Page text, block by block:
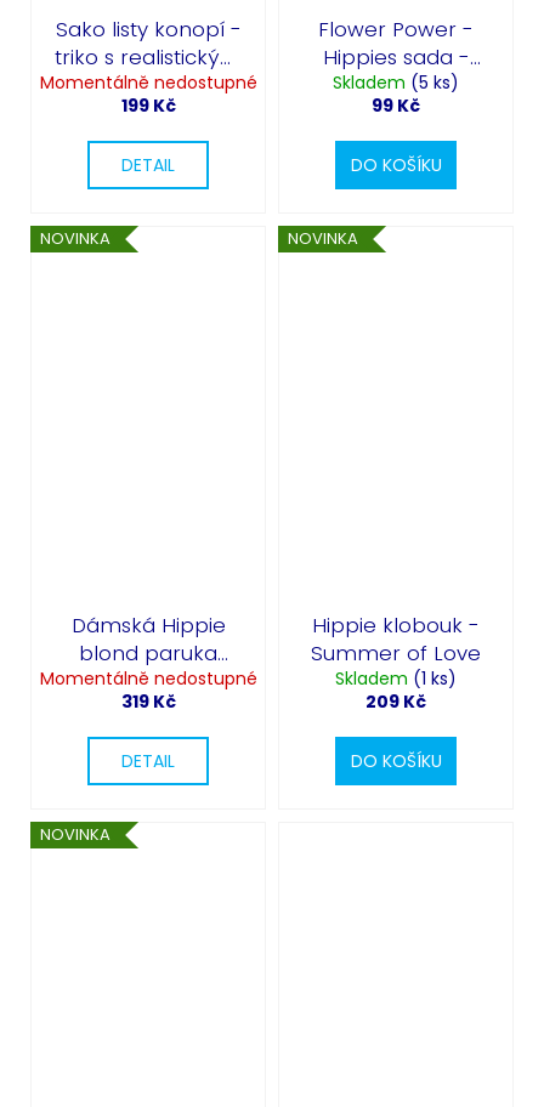
Sako listy konopí -
triko s realistickým
potiskem
Momentálně nedostupné
199 Kč
DETAIL
Flower Power -
Hippies sada -
náhrdelník,
náramek a
náušnice
Skladem (5 ks)
99 Kč
DO KOŠÍKU
NOVINKA
Dámská Hippie
blond paruka
100cm
Momentálně nedostupné
319 Kč
DETAIL
NOVINKA
Hippie klobouk -
Summer of Love
Skladem (1 ks)
209 Kč
DO KOŠÍKU
NOVINKA